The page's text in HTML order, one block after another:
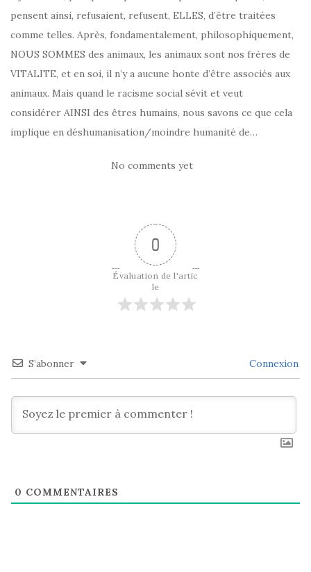
pensent ainsi, refusaient, refusent, ELLES, d’être traitées
comme telles. Après, fondamentalement, philosophiquement,
NOUS SOMMES des animaux, les animaux sont nos frères de
VITALITE, et en soi, il n’y a aucune honte d’être associés aux
animaux. Mais quand le racisme social sévit et veut
considérer AINSI des êtres humains, nous savons ce que cela
implique en déshumanisation/moindre humanité de…
No comments yet
0
Évaluation de l'artic
le
S’abonner Connexion
0 COMMENTAIRES